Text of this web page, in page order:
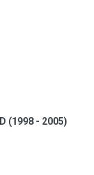
(1998 - 2005)